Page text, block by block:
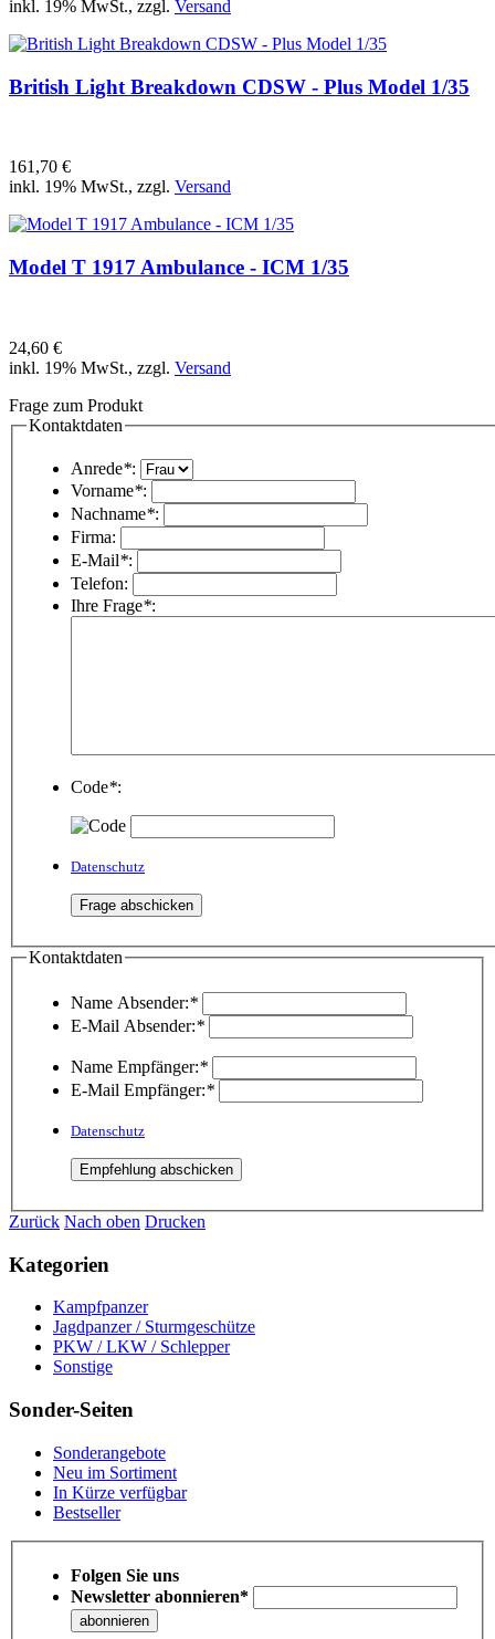
inkl. 19% MwSt., zzgl. Versand
British Light Breakdown CDSW - Plus Model 1/35
161,70 €
inkl. 19% MwSt., zzgl. Versand
Model T 1917 Ambulance - ICM 1/35
24,60 €
inkl. 19% MwSt., zzgl. Versand
Frage zum Produkt
Kontaktdaten
Anrede*:
Vorname*:
Nachname*:
Firma:
E-Mail*:
Telefon:
Ihre Frage*:
Code*:
Datenschutz
Kontaktdaten
Name Absender:*
E-Mail Absender:*
Name Empfänger:*
E-Mail Empfänger:*
Datenschutz
Zurück Nach oben Drucken
Kategorien
Kampfpanzer
Jagdpanzer / Sturmgeschütze
PKW / LKW / Schlepper
Sonstige
Sonder-Seiten
Sonderangebote
Neu im Sortiment
In Kürze verfügbar
Bestseller
Folgen Sie uns
Newsletter abonnieren*